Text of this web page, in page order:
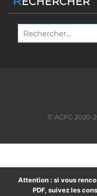
Rechercher :
© AGFG 2020-
Attention : si vous
PDF, suivez les